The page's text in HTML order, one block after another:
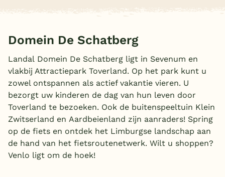
Domein De Schatberg
Landal Domein De Schatberg ligt in Sevenum en
vlakbij Attractiepark Toverland. Op het park kunt u
zowel ontspannen als actief vakantie vieren. U
bezorgt uw kinderen de dag van hun leven door
Toverland te bezoeken. Ook de buitenspeeltuin Klein
Zwitserland en Aardbeienland zijn aanraders! Spring
op de fiets en ontdek het Limburgse landschap aan
de hand van het fietsroutenetwerk. Wilt u shoppen?
Venlo ligt om de hoek!